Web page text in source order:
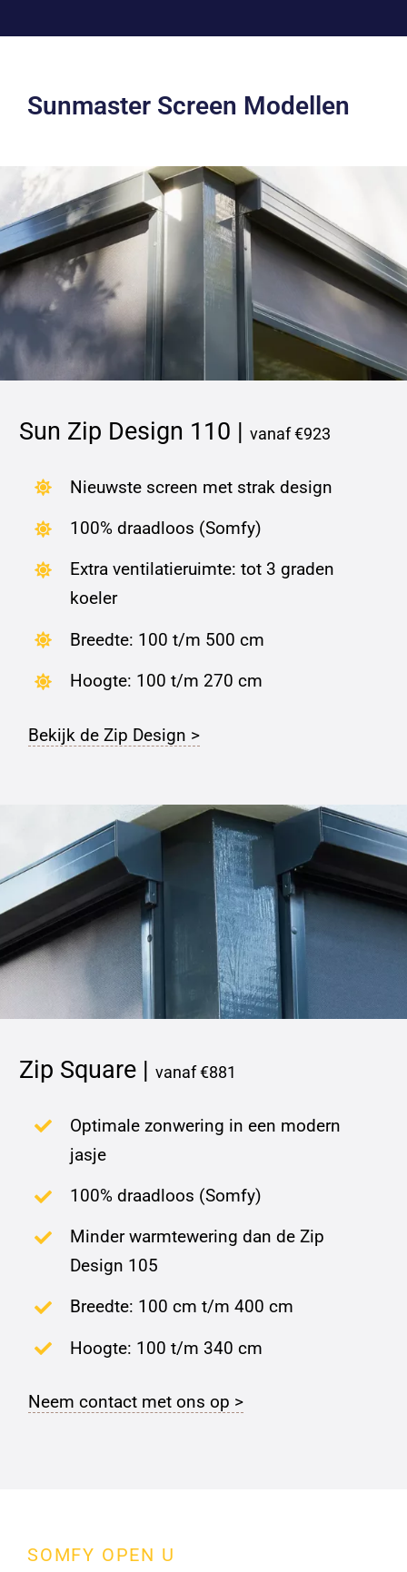
Sunmaster Screen Modellen
Sun Zip Design 110 |vanaf €923
Nieuwste screen met strak design
100% draadloos (Somfy)
Extra ventilatieruimte: tot 3 graden
koeler
Breedte: 100 t/m 500 cm
Hoogte: 100 t/m 270 cm
Bekijk de Zip Design >
Zip Square |vanaf €881
Optimale zonwering in een modern
jasje
100% draadloos (Somfy)
Minder warmtewering dan de Zip
Design 105
Breedte: 100 cm t/m 400 cm
Hoogte: 100 t/m 340 cm
Neem contact met ons op >
SOMFY OPEN U